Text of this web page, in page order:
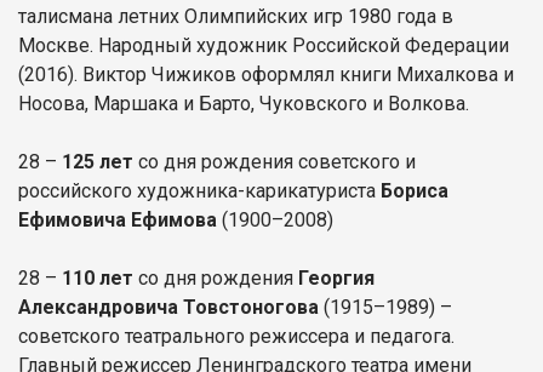
талисмана летних Олимпийских игр 1980 года в
Москве. Народный художник Российской Федерации
(2016). Виктор Чижиков оформлял книги Михалкова и
Носова, Маршака и Барто, Чуковского и Волкова.
28 – 125 лет со дня рождения советского и
российского художника-карикатуриста Бориса
Ефимовича Ефимова (1900–2008)
28 – 110 лет со дня рождения Георгия
Александровича Товстоногова (1915–1989) –
советского театрального режиссера и педагога.
Главный режиссер Ленинградского театра имени